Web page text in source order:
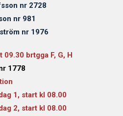
nr 2728
nr 981
nr 1976
brtgga F, G, H
1778
1, start kl 08.00
2, start kl 08.00